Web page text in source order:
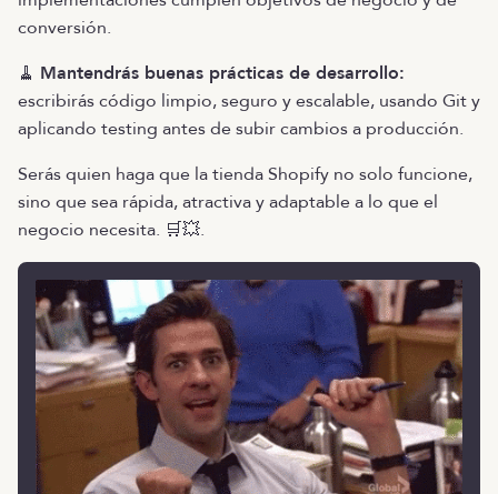
conversión.
🧹 Mantendrás buenas prácticas de desarrollo:
escribirás código limpio, seguro y escalable, usando Git y
aplicando testing antes de subir cambios a producción.
Serás quien haga que la tienda Shopify no solo funcione,
sino que sea rápida, atractiva y adaptable a lo que el
negocio necesita. 🛒💥.